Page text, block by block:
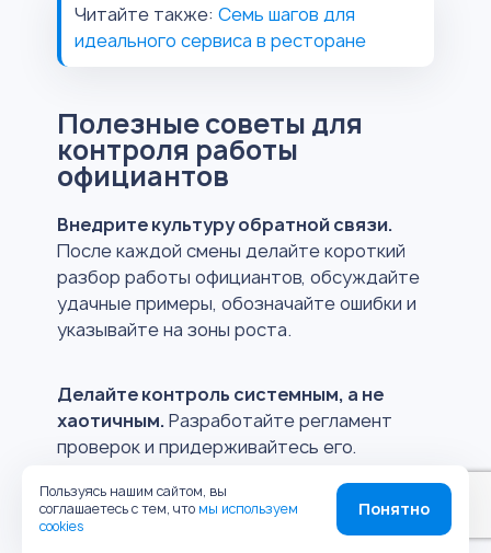
Читайте также: Семь шагов для
идеального сервиса в ресторане
Полезные советы для
контроля работы
официантов
Внедрите культуру обратной связи.
После каждой смены делайте короткий
разбор работы официантов, обсуждайте
удачные примеры, обозначайте ошибки и
указывайте на зоны роста.
Делайте контроль системным, а не
хаотичным. Разработайте регламент
проверок и придерживайтесь его.
Не забывайте про обучение.
Контроль
без обучения превращается в давление.
Пользуясь нашим сайтом, вы
соглашаетесь с тем, что мы используем
cookies
Понятно